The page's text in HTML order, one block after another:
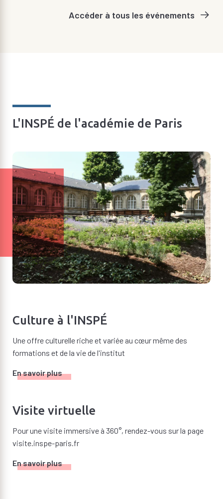
Accéder à tous les événements
L'INSPÉ de l'académie de Paris
Culture à l'INSPÉ
Une offre culturelle riche et variée au cœur même des
formations et de la vie de l'institut
En savoir plus
Visite virtuelle
Pour une visite immersive à 360°, rendez-vous sur la page
visite.inspe-paris.fr
En savoir plus